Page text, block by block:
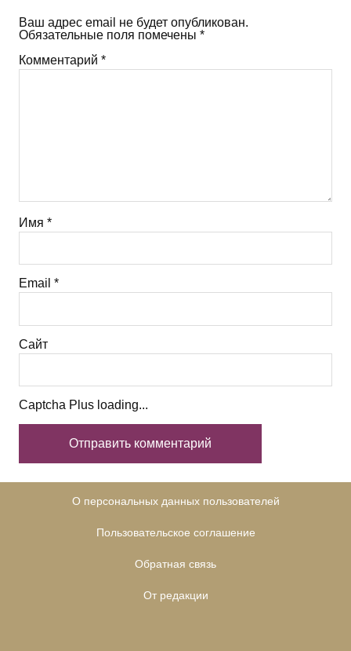
Ваш адрес email не будет опубликован.
Обязательные поля помечены *
Комментарий *
Имя *
Email *
Сайт
Captcha Plus loading...
О персональных данных пользователей
Пользовательское соглашение
Обратная связь
От редакции